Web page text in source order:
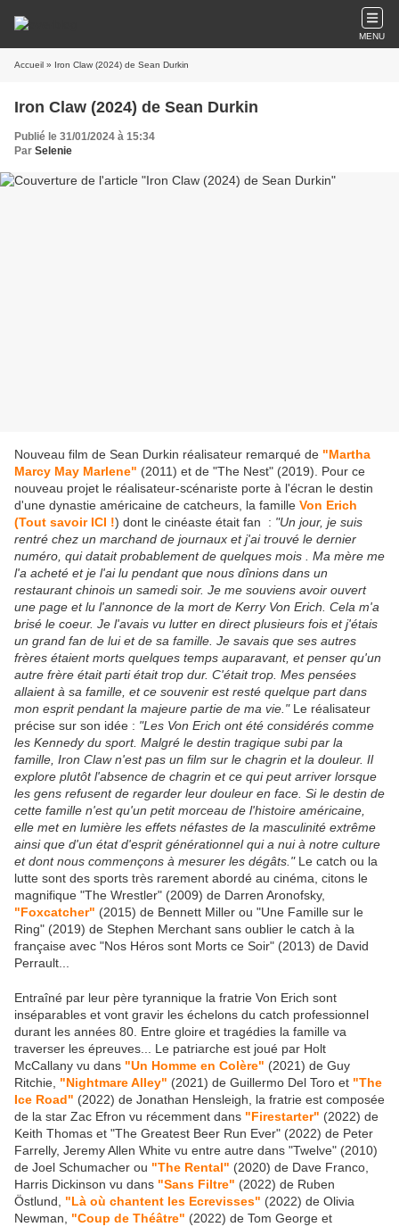
MENU
Accueil » Iron Claw (2024) de Sean Durkin
Iron Claw (2024) de Sean Durkin
Publié le 31/01/2024 à 15:34
Par Selenie
Nouveau film de Sean Durkin réalisateur remarqué de "Martha
Marcy May Marlene" (2011) et de "The Nest" (2019). Pour ce
nouveau projet le réalisateur-scénariste porte à l'écran le destin
d'une dynastie américaine de catcheurs, la famille Von Erich
(Tout savoir ICI !) dont le cinéaste était fan : "Un jour, je suis
rentré chez un marchand de journaux et j'ai trouvé le dernier
numéro, qui datait probablement de quelques mois . Ma mère me
l'a acheté et je l'ai lu pendant que nous dînions dans un
restaurant chinois un samedi soir. Je me souviens avoir ouvert
une page et lu l'annonce de la mort de Kerry Von Erich. Cela m'a
brisé le coeur. Je l'avais vu lutter en direct plusieurs fois et j'étais
un grand fan de lui et de sa famille. Je savais que ses autres
frères étaient morts quelques temps auparavant, et penser qu'un
autre frère était parti était trop dur. C'était trop. Mes pensées
allaient à sa famille, et ce souvenir est resté quelque part dans
mon esprit pendant la majeure partie de ma vie."Le réalisateur
précise sur son idée : "Les Von Erich ont été considérés comme
les Kennedy du sport. Malgré le destin tragique subi par la
famille, Iron Claw n'est pas un film sur le chagrin et la douleur. Il
explore plutôt l'absence de chagrin et ce qui peut arriver lorsque
les gens refusent de regarder leur douleur en face. Si le destin de
cette famille n'est qu'un petit morceau de l'histoire américaine,
elle met en lumière les effets néfastes de la masculinité extrême
ainsi que d'un état d'esprit générationnel qui a nui à notre culture
et dont nous commençons à mesurer les dégâts."Le catch ou la
lutte sont des sports très rarement abordé au cinéma, citons le
magnifique "The Wrestler" (2009) de Darren Aronofsky,
"Foxcatcher" (2015) de Bennett Miller ou "Une Famille sur le
Ring" (2019) de Stephen Merchant sans oublier le catch à la
française avec "Nos Héros sont Morts ce Soir" (2013) de David
Perrault...
Entraîné par leur père tyrannique la fratrie Von Erich sont
inséparables et vont gravir les échelons du catch professionnel
durant les années 80. Entre gloire et tragédies la famille va
traverser les épreuves... Le patriarche est joué par Holt
McCallany vu dans "Un Homme en Colère" (2021) de Guy
Ritchie, "Nightmare Alley" (2021) de Guillermo Del Toro et "The
Ice Road" (2022) de Jonathan Hensleigh, la fratrie est composée
de la star Zac Efron vu récemment dans "Firestarter" (2022) de
Keith Thomas et "The Greatest Beer Run Ever" (2022) de Peter
Farrelly, Jeremy Allen White vu entre autre dans "Twelve" (2010)
de Joel Schumacher ou "The Rental" (2020) de Dave Franco,
Harris Dickinson vu dans "Sans Filtre" (2022) de Ruben
Östlund,
"Là où chantent les Ecrevisses" (2022) de Olivia
Newman,
"Coup de Théâtre" (2022) de Tom George et